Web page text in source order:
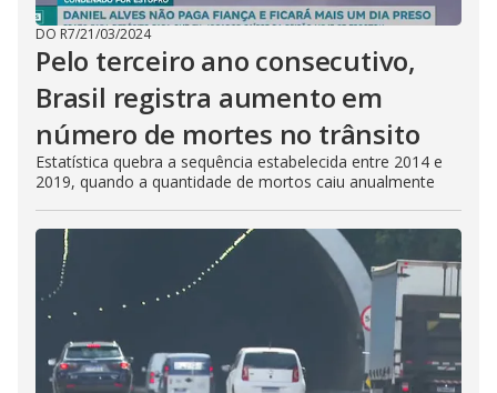
DO R7/21/03/2024
Pelo terceiro ano consecutivo,
Brasil registra aumento em
número de mortes no trânsito
Estatística quebra a sequência estabelecida entre 2014 e
2019, quando a quantidade de mortos caiu anualmente